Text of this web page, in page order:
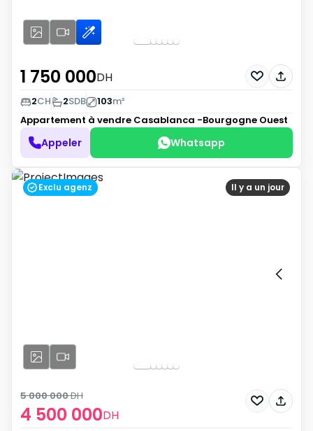
1 750 000DH
2CH 2SDB 103m²
Appartement à vendre Casablanca -Bourgogne Ouest
Appeler Whatsapp
Il y a un jour
Exclu agenz
4 500 000DH
5 000 000DH